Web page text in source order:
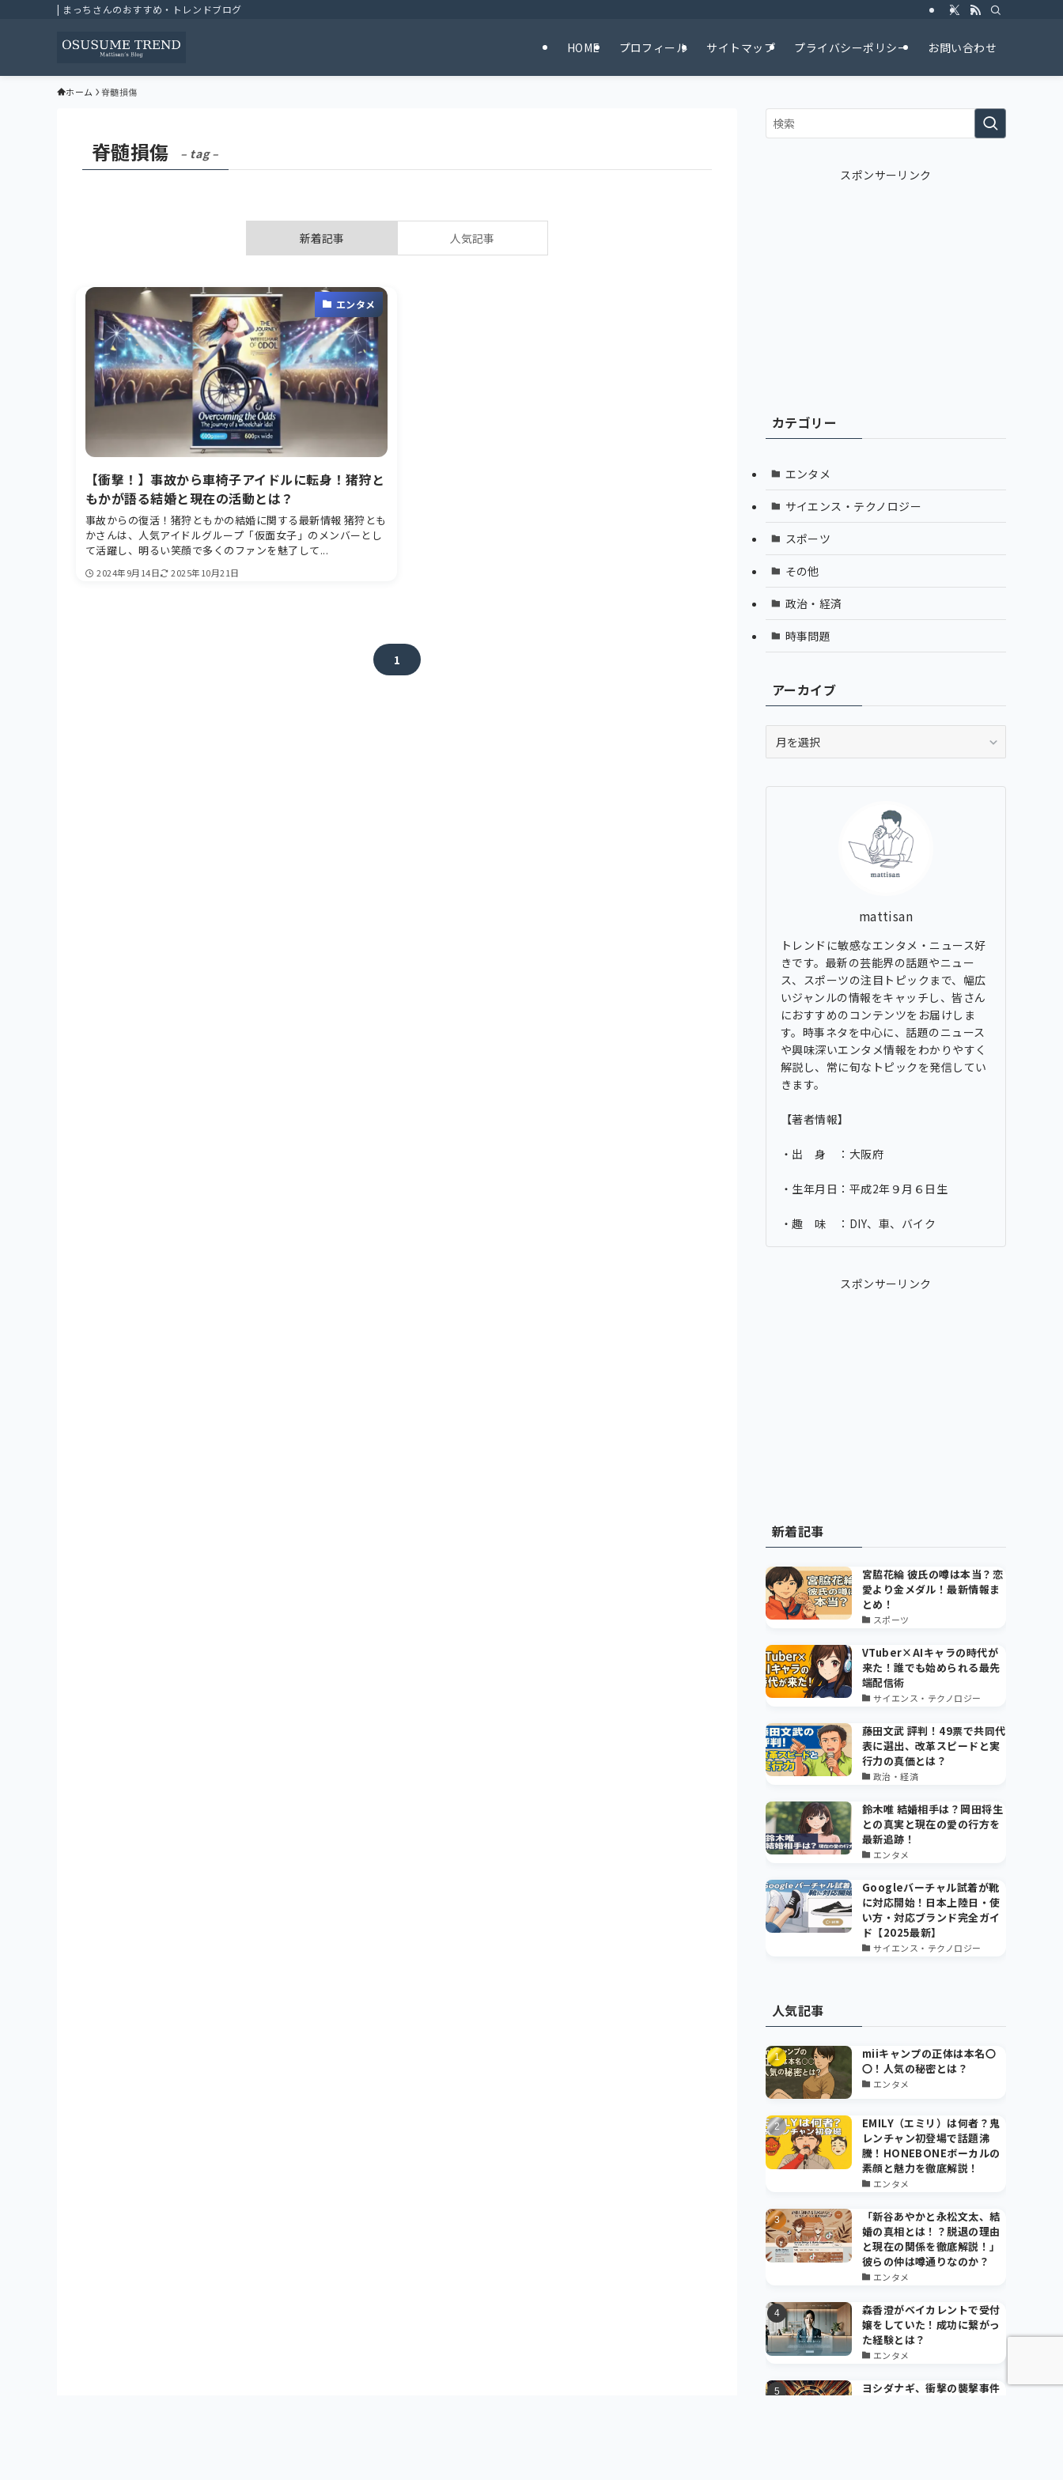
| まっちさんのおすすめ・トレンドブログ
HOME プロフィール サイトマップ プライバシーポリシー お問い合わせ
ホーム 脊髄損傷
脊髄損傷 – tag –
新着記事 人気記事
エンタメ
【衝撃！】事故から車椅子アイドルに転身！猪狩と
もかが語る結婚と現在の活動とは？
事故からの復活！猪狩ともかの結婚に関する最新情報 猪狩とも
かさんは、人気アイドルグループ「仮面女子」のメンバーとし
て活躍し、明るい笑顔で多くのファンを魅了して...
2024年9月14日 2025年10月21日
1
スポンサーリンク
カテゴリー
エンタメ
サイエンス・テクノロジー
スポーツ
その他
政治・経済
時事問題
アーカイブ
ー
イ
mattisan
トレンドに敏感なエンタメ・ニュース好
きです。最新の芸能界の話題やニュー
ス、スポーツの注目トピックまで、幅広
いジャンルの情報をキャッチし、皆さん
におすすめのコンテンツをお届けしま
す。時事ネタを中心に、話題のニュース
や興味深いエンタメ情報をわかりやすく
解説し、常に旬なトピックを発信してい
きます。
【著者情報】
・出 身 ：大阪府
・生年月日：平成2年９月６日生
・趣 味 ：DIY、車、バイク
スポンサーリンク
新着記事
宮脇花綸 彼氏の噂は本当？恋
愛より金メダル！最新情報ま
とめ！
スポーツ
VTuber×AIキャラの時代が
来た！誰でも始められる最先
端配信術
サイエンス・テクノロジー
藤田文武 評判！49票で共同代
表に選出、改革スピードと実
行力の真価とは？
政治・経済
鈴木唯 結婚相手は？岡田将生
との真実と現在の愛の行方を
最新追跡！
エンタメ
Googleバーチャル試着が靴
に対応開始！日本上陸日・使
い方・対応ブランド完全ガイ
ド【2025最新】
サイエンス・テクノロジー
人気記事
miiキャンプの正体は本名〇
〇！人気の秘密とは？
エンタメ
EMILY（エミリ）は何者？鬼
レンチャン初登場で話題沸
騰！HONEBONEボーカルの
素顔と魅力を徹底解説！
エンタメ
「新谷あやかと永松文太、結
婚の真相とは！？脱退の理由
と現在の関係を徹底解説！」
彼らの仲は噂通りなのか？
エンタメ
森香澄がベイカレントで受付
嬢をしていた！成功に繋がっ
た経験とは？
エンタメ
ヨシダナギ、衝撃の襲撃事件